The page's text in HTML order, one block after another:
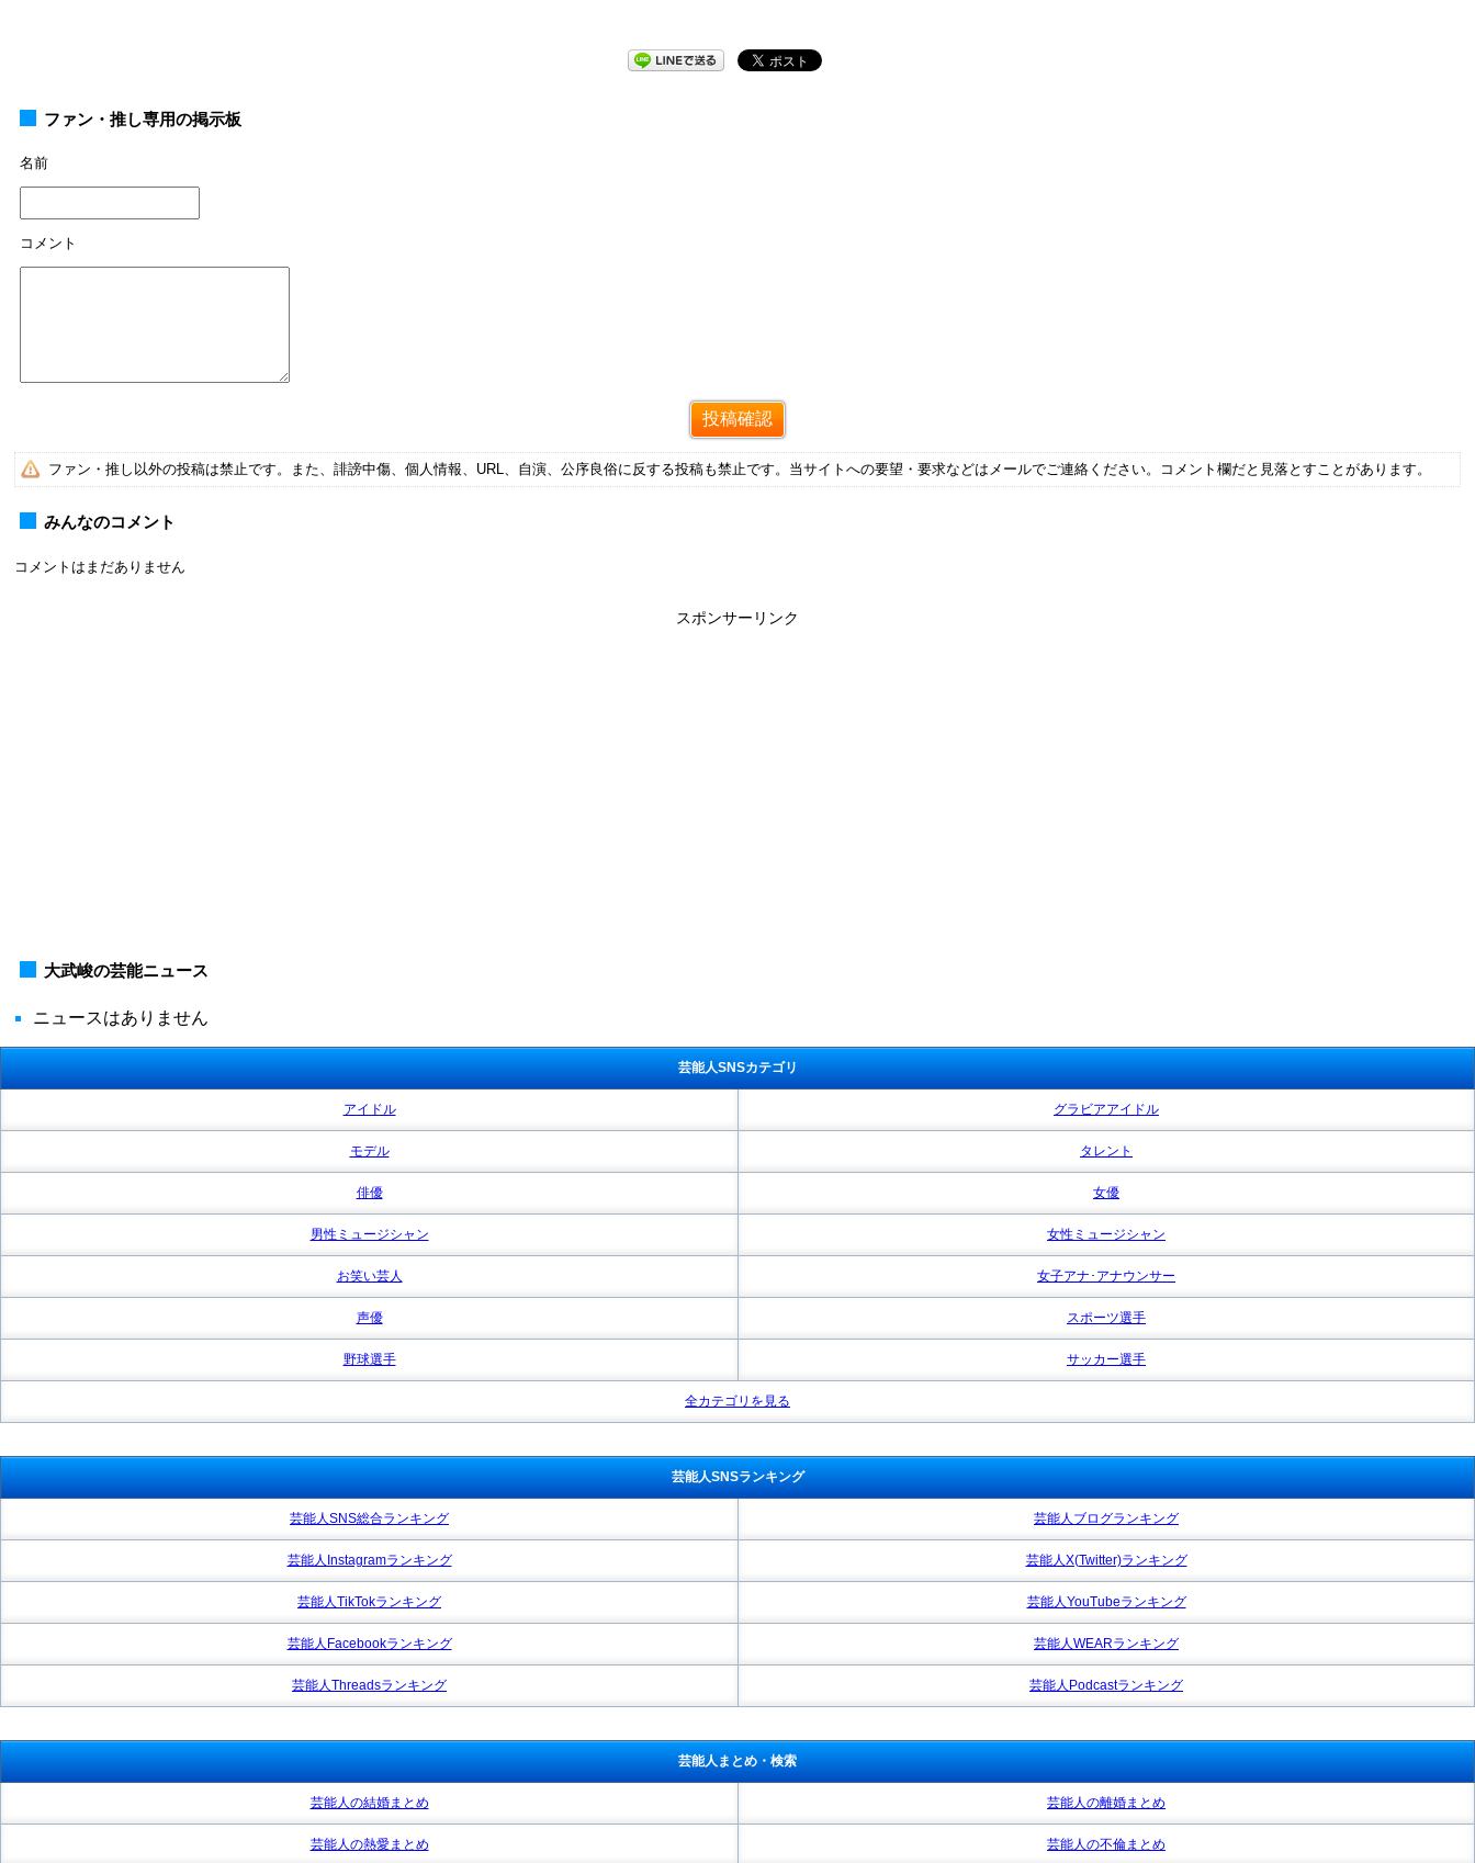
ファン・推し専用の掲示板
名前
コメント
ファン・推し以外の投稿は禁止です。また、誹謗中傷、個人情報、URL、自演、公序良俗に反する投稿も禁止です。当サイトへの要望・要求などはメールでご連絡ください。コメント欄だと見落とすことがあります。
みんなのコメント
コメントはまだありません
スポンサーリンク
大武峻の芸能ニュース
ニュースはありません
芸能人SNSカテゴリ
アイドル グラビアアイドル
モデル タレント
俳優 女優
男性ミュージシャン 女性ミュージシャン
お笑い芸人 女子アナ･アナウンサー
声優 スポーツ選手
野球選手 サッカー選手
全カテゴリを見る
芸能人SNSランキング
芸能人SNS総合ランキング 芸能人ブログランキング
芸能人Instagramランキング 芸能人X(Twitter)ランキング
芸能人TikTokランキング 芸能人YouTubeランキング
芸能人Facebookランキング 芸能人WEARランキング
芸能人Threadsランキング 芸能人Podcastランキング
芸能人まとめ・検索
芸能人の結婚まとめ 芸能人の離婚まとめ
芸能人の熱愛まとめ 芸能人の不倫まとめ